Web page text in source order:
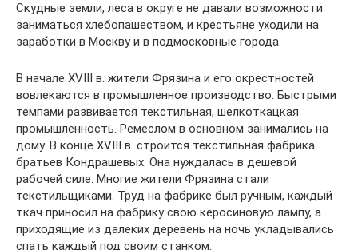
Скудные земли, леса в округе не давали возможности
заниматься хлебопашеством, и крестьяне уходили на
заработки в Москву и в подмосковные города.
В начале XVIII в. жители Фрязина и его окрестностей
вовлекаются в промышленное производство. Быстрыми
темпами развивается текстильная, шелкоткацкая
промышленность. Ремеслом в основном занимались на
дому. В конце XVIII в. строится текстильная фабрика
братьев Кондрашевых. Она нуждалась в дешевой
рабочей силе. Многие жители Фрязина стали
текстильщиками. Труд на фабрике был ручным, каждый
ткач приносил на фабрику свою керосиновую лампу, а
приходящие из далеких деревень на ночь укладывались
спать каждый под своим станком.